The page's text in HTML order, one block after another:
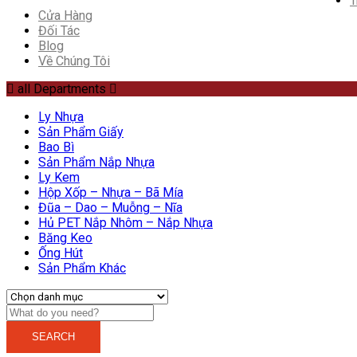
Cửa Hàng
Đối Tác
Blog
Về Chúng Tôi
all Departments
Ly Nhựa
Sản Phẩm Giấy
Bao Bì
Sản Phẩm Nắp Nhựa
Ly Kem
Hộp Xốp – Nhựa – Bã Mía
Đũa – Dao – Muỗng – Nĩa
Hủ PET Nắp Nhôm – Nắp Nhựa
Băng Keo
Ống Hút
Sản Phẩm Khác
SEARCH